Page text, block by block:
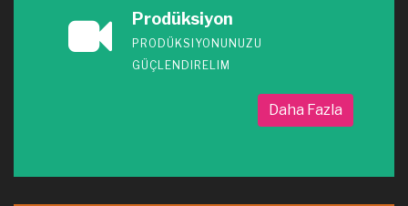
Prodüksiyon
PRODÜKSIYONUNUZU
GÜÇLENDIRELIM
Daha Fazla